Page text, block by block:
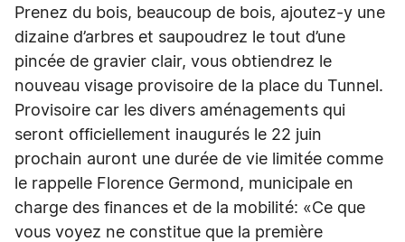
Prenez du bois, beaucoup de bois, ajoutez-y une
dizaine d’arbres et saupoudrez le tout d’une
pincée de gravier clair, vous obtiendrez le
nouveau visage provisoire de la place du Tunnel.
Provisoire car les divers aménagements qui
seront officiellement inaugurés le 22 juin
prochain auront une durée de vie limitée comme
le rappelle Florence Germond, municipale en
charge des finances et de la mobilité: «Ce que
vous voyez ne constitue que la première